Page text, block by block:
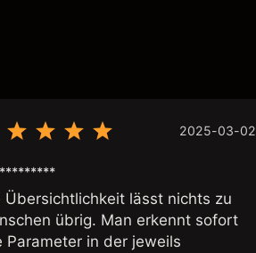
2025-03-02
Übersichtlichkeit lässt nichts zu
übrig. Man erkennt sofort
Parameter in der jeweils